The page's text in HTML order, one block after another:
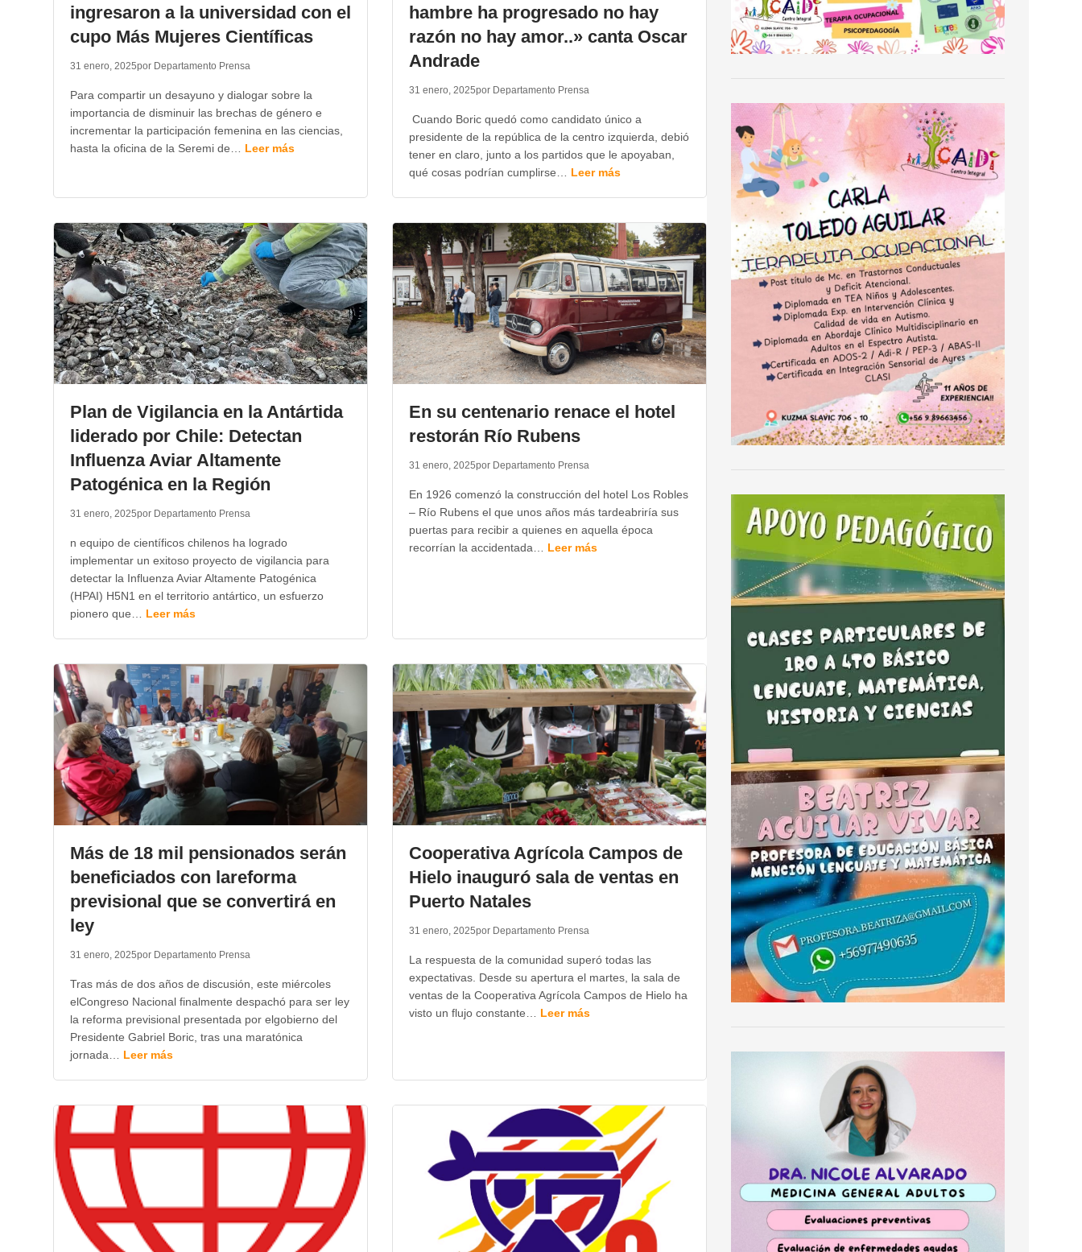
ingresaron a la universidad con el
cupo Más Mujeres Científicas
31 enero, 2025por Departamento Prensa
Para compartir un desayuno y dialogar sobre la
importancia de disminuir las brechas de género e
incrementar la participación femenina en las ciencias,
hasta la oficina de la Seremi de… Leer más
hambre ha progresado no hay
razón no hay amor..» canta Oscar
Andrade
31 enero, 2025por Departamento Prensa
Cuando Boric quedó como candidato único a
presidente de la república de la centro izquierda, debió
tener en claro, junto a los partidos que le apoyaban,
qué cosas podrían cumplirse… Leer más
Plan de Vigilancia en la Antártida
liderado por Chile: Detectan
Influenza Aviar Altamente
Patogénica en la Región
31 enero, 2025por Departamento Prensa
n equipo de científicos chilenos ha logrado
implementar un exitoso proyecto de vigilancia para
detectar la Influenza Aviar Altamente Patogénica
(HPAI) H5N1 en el territorio antártico, un esfuerzo
pionero que… Leer más
En su centenario renace el hotel
restorán Río Rubens
31 enero, 2025por Departamento Prensa
En 1926 comenzó la construcción del hotel Los Robles
– Río Rubens el que unos años más tardeabriría sus
puertas para recibir a quienes en aquella época
recorrían la accidentada… Leer más
Más de 18 mil pensionados serán
beneficiados con lareforma
previsional que se convertirá en
ley
31 enero, 2025por Departamento Prensa
Tras más de dos años de discusión, este miércoles
elCongreso Nacional finalmente despachó para ser ley
la reforma previsional presentada por elgobierno del
Presidente Gabriel Boric, tras una maratónica
jornada… Leer más
Cooperativa Agrícola Campos de
Hielo inauguró sala de ventas en
Puerto Natales
31 enero, 2025por Departamento Prensa
La respuesta de la comunidad superó todas las
expectativas. Desde su apertura el martes, la sala de
ventas de la Cooperativa Agrícola Campos de Hielo ha
visto un flujo constante… Leer más